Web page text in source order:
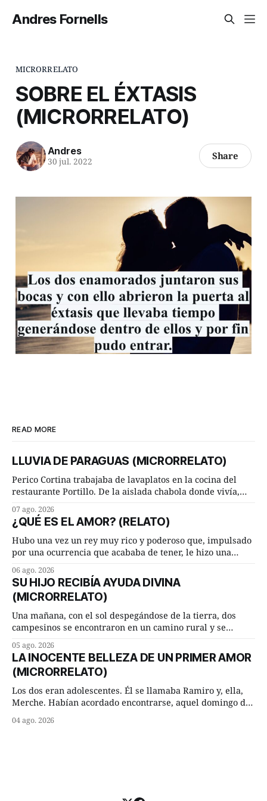
Andres Fornells
MICRORRELATO
SOBRE EL ÉXTASIS
(MICRORRELATO)
Andres
30 jul. 2022 Share
READ MORE
LLUVIA DE PARAGUAS (MICRORRELATO)
Perico Cortina trabajaba de lavaplatos en la cocina del
restaurante Portillo. De la aislada chabola donde vivía,
cuarto de hora andando a buen paso. Cierta noche,
terminada su jornada laboral caminaba él hacía su mísera
morada cundo comenzó a llover
07 ago. 2026
¿QUÉ ES EL AMOR? (RELATO)
Hubo una vez un rey muy rico y poderoso que, impulsado
por una ocurrencia que acababa de tener, le hizo una
Dime, hombre sabio, ¿qué es el amor según tú? Su
consejero, que era muy prudente y astuto le respondió de
inmediato:
06 ago. 2026
SU HIJO RECIBÍA AYUDA DIVINA
(MICRORRELATO)
Una mañana, con el sol despegándose de la tierra, dos
campesinos se encontraron en un camino rural y se
remolachas, Manuel? —quiso saber uno. —Eso acabo de
hacer, Paco. ¿Cómo va ese maíz tuyo? --se interesó el otro.
—De momento mejor
05 ago. 2026
LA INOCENTE BELLEZA DE UN PRIMER AMOR
(MICRORRELATO)
Los dos eran adolescentes. Él se llamaba Ramiro y, ella,
Merche. Habían acordado encontrarse, aquel domingo de
lugar del río que debía este nombre a la pronunciada
04 ago. 2026